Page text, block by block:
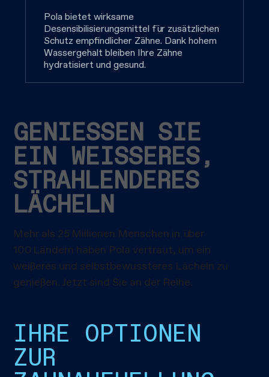
Pola bietet wirksame
Desensibilisierungsmittel für zusätzlichen
Schutz empfindlicher Zähne. Dank hohem
Wassergehalt bleiben Ihre Zähne
hydratisiert und gesund.
GENIESSEN SIE E
IN WEISSERES, ST
RAHLENDERES LÄ
CHELN
Mehr als 25 Millionen Menschen in über
100 Ländern haben Pola vertraut, um ein
weißeres und selbstbewussteres Lächeln zu
genießen. Jetzt sind Sie an der Reihe.
IHRE OPTIONEN
ZUR